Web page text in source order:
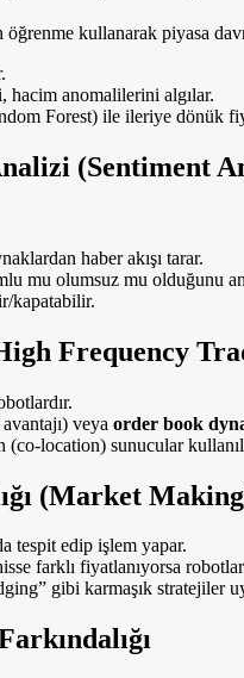
kullanarak piyasa
hacim anomalilerini algılar.
Forest) ile ileriye dönük
(Sentiment
haber akışı tarar.
mu olumsuz mu olduğunu
kapatabilir.
Frequency
veya order book
(co-location) sunucular
(Market
tespit edip işlem yapar.
farklı fiyatlanıyorsa
gibi karmaşık stratejiler